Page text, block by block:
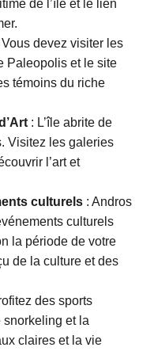
de l’île et le lien
Vous devez visiter les
Paleopolis et le site
témoins du riche
: L’île abrite de
Visitez les galeries
l’art et
culturels : Andros
culturels
la période de votre
de la culture et des
des sports
et la
claires et la vie